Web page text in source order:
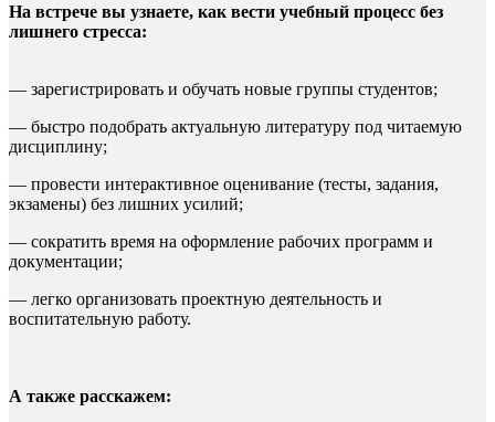
На встрече вы узнаете, как вести учебный процесс без
лишнего стресса:
— зарегистрировать и обучать новые группы студентов;
— быстро подобрать актуальную литературу под читаемую
дисциплину;
— провести интерактивное оценивание (тесты, задания,
экзамены) без лишних усилий;
— сократить время на оформление рабочих программ и
документации;
— легко организовать проектную деятельность и
воспитательную работу.
А также расскажем: